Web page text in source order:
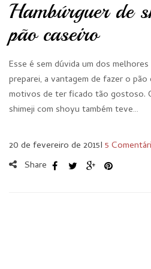
Hambúrguer de
pão caseiro
Esse é sem dúvida um dos
preparei, a vantagem de fazer o pão
motivos de ter ficado tão gostoso.
shimeji com shoyu também teve…
20 de fevereiro de 2015I 5
Share